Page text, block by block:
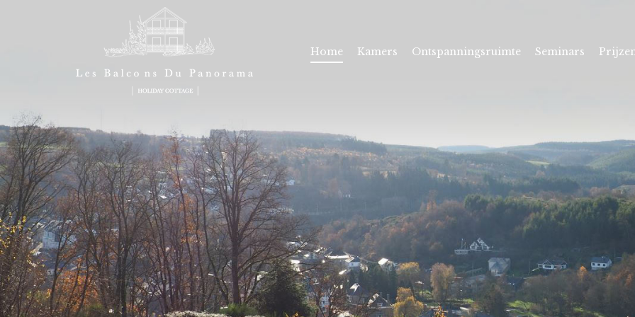
Home Kamers Ontspanningsruimte Seminars